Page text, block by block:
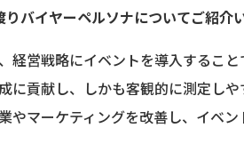
バイヤーペルソナについてご紹介
経営戦略にイベントを導入するこ
に貢献し、しかも客観的に測定し
やマーケティングを改善し、イベ